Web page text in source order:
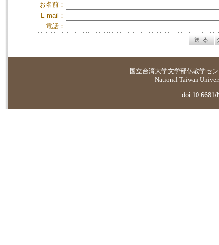
お名前：
E-mail：
電話：
国立台湾大学文学部仏教学セ
National Taiwan
doi:10.6681/